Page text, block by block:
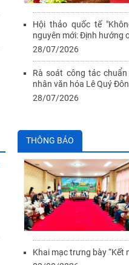
Hội thảo quốc tế
nguyên mới: Định hướng
28/07/2026
Rà soát công tác
nhân văn hóa Lê Quý
28/07/2026
THÔNG BÁO
Khai mạc trưng bày “Kết